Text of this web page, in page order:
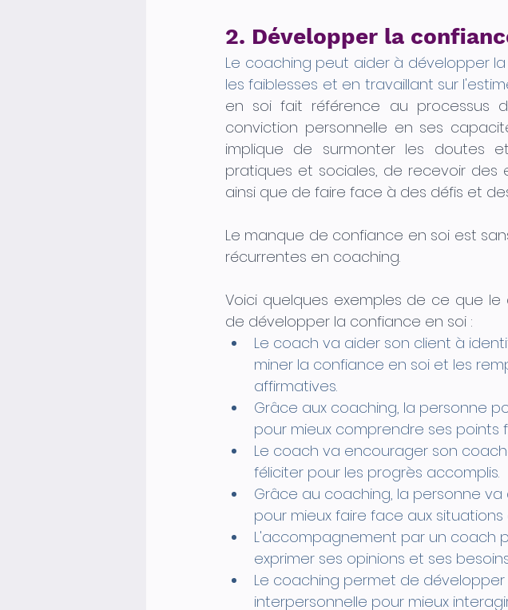
2. Développer la
Le coaching peut aider à développer
les faiblesses et en travaillant sur
en soi fait référence au processus
conviction personnelle en ses
implique de surmonter les doutes
pratiques et sociales, de recevoir
ainsi que de faire face à des défis et
Le manque de confiance en soi est
récurrentes en coaching.
Voici quelques exemples de ce que
de développer la confiance en soi :
Le coach va aider son client à
miner la confiance en soi et les
affirmatives.
Grâce aux coaching, la personne
pour mieux comprendre ses points
Le coach va encourager son
féliciter pour les progrès accomplis.
Grâce au coaching, la personne
pour mieux faire face aux situations
L'accompagnement par un coach
exprimer ses opinions et ses
Le coaching permet de
interpersonnelle pour mieux